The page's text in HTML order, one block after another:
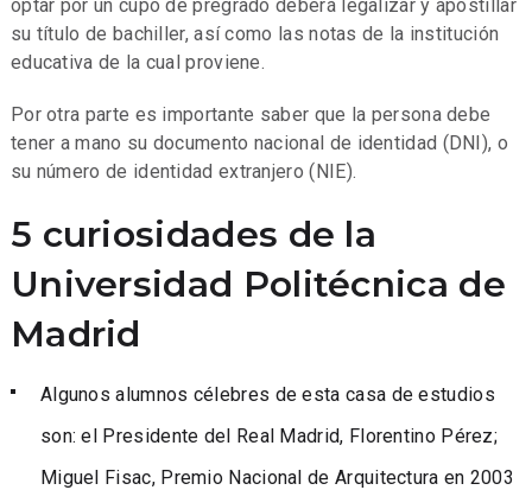
optar por un cupo de pregrado deberá legalizar y apostillar
su título de bachiller, así como las notas de la institución
educativa de la cual proviene.
Por otra parte es importante saber que la persona debe
tener a mano su documento nacional de identidad (DNI), o
su número de identidad extranjero (NIE).
5 curiosidades de la
Universidad Politécnica de
Madrid
Algunos alumnos célebres de esta casa de estudios
son: el Presidente del Real Madrid, Florentino Pérez;
Miguel Fisac, Premio Nacional de Arquitectura en 2003